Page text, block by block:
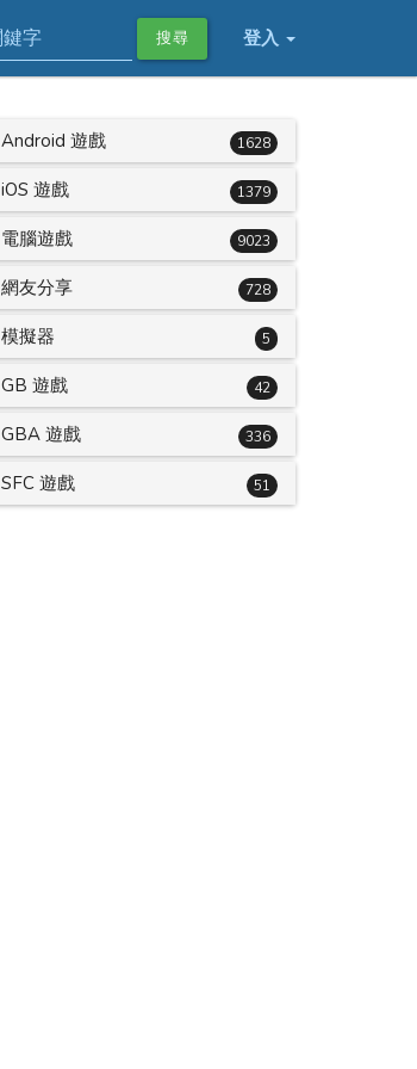
登入
搜尋
Android 遊戲 1628
iOS 遊戲 1379
電腦遊戲 9023
網友分享 728
模擬器 5
GB 遊戲 42
GBA 遊戲 336
SFC 遊戲 51